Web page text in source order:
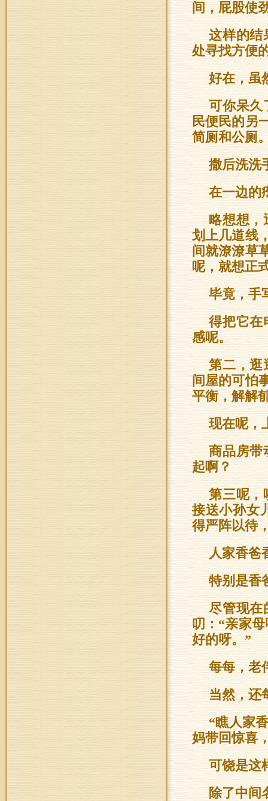
间，屁股使
这样的结
处寻找方便
好在，虽
可你呆久
民便民的另
简厕和公厕
撒后洗洗
在一边的
略想想，
划上几道线
间就潦潦草
呢，就想正
毕竟，手
得把它在
感呢。
第二，逛
间屋的可怕
平衡，解解
现在呢，
商品房带
起啊？
第三呢，
接送小孙女
得严阵以待
人家香爸
特别是香
尽管现在
叨：“亲家
好的呀。”
每每，老
当然，还
“瞧人家
妈带回惊喜
可饶是这
除了中间